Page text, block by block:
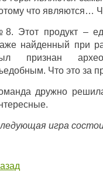
что являются…
Этот продукт –
найденный при
признан
Что это за
дружно
игра